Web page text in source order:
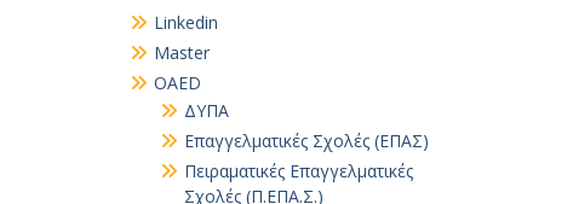
Linkedin
Master
OAED
ΔΥΠΑ
Επαγγελματικές Σχολές (ΕΠΑΣ)
Πειραματικές Επαγγελματικές
Σχολές (Π.ΕΠΑ.Σ.)